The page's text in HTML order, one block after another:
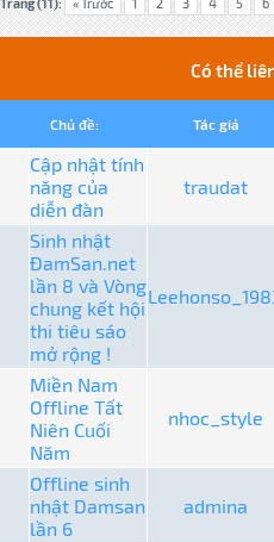
Trang (11): « Trước 1 2 3 4 5 6
Có thể
Chủ đề: Tác giả
Cập nhật tính
năng của
diễn đàn
traudat
Sinh nhật
ĐamSan.net
lần 8 và Vòng
chung kết hội
thi tiêu sáo
mở rộng !
Miền Nam
Offline Tất
Niên Cuối
Năm
nhoc_style
Offline sinh
nhật Damsan
lần 6
admina